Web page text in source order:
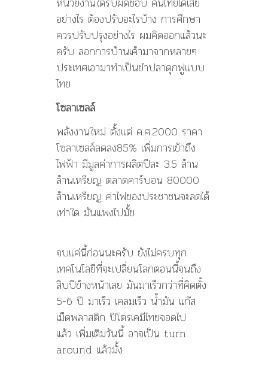
อย่างไร ต้องปรับอะไรบ้าง การศึกษา
ควรปรับปรุงอย่างไร ผมคิดออกแล้วนะ
ครับ ลอกการบ้านเค้ามาจากหลายๆ
ประเทศเอามาทำเป็นยำปลาดุกฟูแบบ
ไทย
โซลาเซลล์
พลังงานใหม่ ตั้งแต่ ค.ศ.2000 ราคา
โซลาเซลล์ลดลง85% เพิ่มการเข้าถึง
ไฟฟ้า มีมูลค่าการผลิตปีละ 3.5 ล้าน
ล้านเหรียญ ตลาดคาร์บอน 80000
ล้านเหรียญ ค่าไฟของประชาชนจะลดได้
เท่าใด มันแพงไปมั้ย
จบแค่นี้ก่อนนะครับ ยังไม่ครบทุก
เทคโนโลยีที่จะเปลี่ยนโลกตอนนี้จนถึง
สิบปีข้างหน้าเลย มันมาเร็วกว่าที่คิดตั้ง
5-6 ปี มาเร็ว เคลมเร็ว น้ำมัน แก๊ส
เม็ดพลาสติก ปิโตรเคมีไทยจอดไป
แล้ว เพิ่มเติมวันนี้ อาจเป็น turn
around แล้วมั้ง